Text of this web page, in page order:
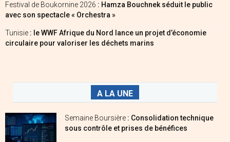
Festival de Boukornine 2026 : Hamza Bouchnek séduit le public
avec son spectacle « Orchestra »
Tunisie : le WWF Afrique du Nord lance un projet d’économie
circulaire pour valoriser les déchets marins
A LA UNE
Semaine Boursière : Consolidation technique
sous contrôle et prises de bénéfices